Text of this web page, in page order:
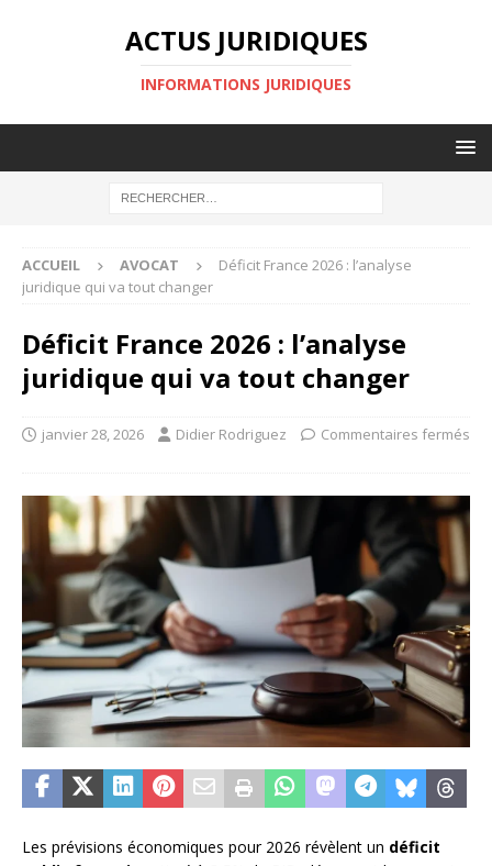
ACTUS JURIDIQUES
INFORMATIONS JURIDIQUES
ACCUEIL AVOCAT
Déficit France 2026 : l’analyse
juridique qui va tout changer
Déficit France 2026 : l’analyse
juridique qui va tout changer
janvier 28, 2026 Didier Rodriguez Commentaires fermés
Les prévisions économiques pour 2026 révèlent un déficit